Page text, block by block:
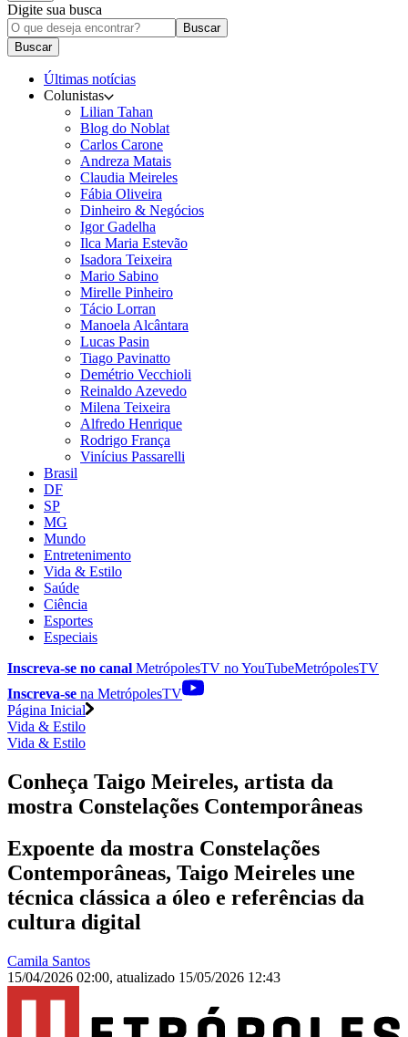
Digite sua busca
Buscar
Buscar
Últimas notícias
Colunistas
Lilian Tahan
Blog do Noblat
Carlos Carone
Andreza Matais
Claudia Meireles
Fábia Oliveira
Dinheiro & Negócios
Igor Gadelha
Ilca Maria Estevão
Isadora Teixeira
Mario Sabino
Mirelle Pinheiro
Tácio Lorran
Manoela Alcântara
Lucas Pasin
Tiago Pavinatto
Demétrio Vecchioli
Reinaldo Azevedo
Milena Teixeira
Alfredo Henrique
Rodrigo França
Vinícius Passarelli
Brasil
DF
SP
MG
Mundo
Entretenimento
Vida & Estilo
Saúde
Ciência
Esportes
Especiais
Inscreva-se no canal MetrópolesTV noYouTubeMetrópolesTV
Inscreva-se na MetrópolesTV
Página Inicial
Vida & Estilo
Vida & Estilo
Conheça Taigo Meireles, artista da
mostra Constelações Contemporâneas
Expoente da mostra Constelações
Contemporâneas, Taigo Meireles une
técnica clássica a óleo e referências da
cultura digital
Camila Santos
15/04/2026 02:00, atualizado 15/05/2026 12:43